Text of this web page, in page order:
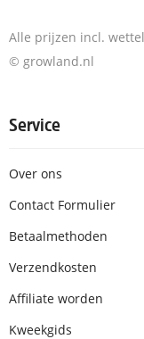
Alle prijzen incl.
© growland.nl
Service
Over ons
Contact Formulier
Betaalmethoden
Verzendkosten
Affiliate worden
Kweekgids